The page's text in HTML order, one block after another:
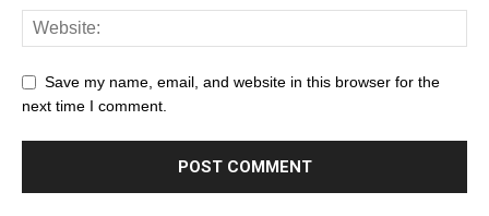
Save my name, email, and website in this browser for the
next time I comment.